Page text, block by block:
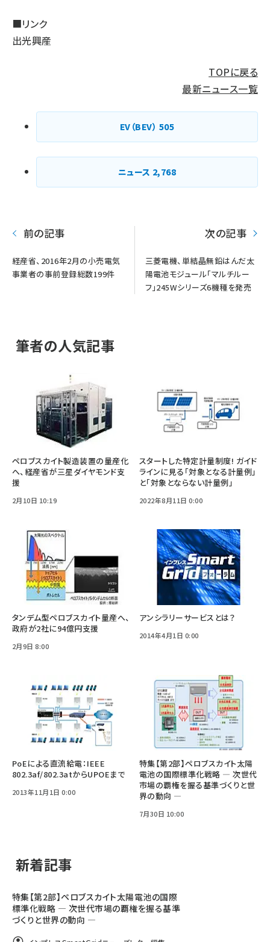
■リンク
出光興産
TOPに戻る
最新ニュース一覧
EV（BEV） 505
ニュース 2,768
前の記事
経産省、2016年2月の小売電気
事業者の事前登録総数199件
次の記事
三菱電機、単結晶無鉛はんだ太
陽電池モジュール「マルチルー
フ」245Wシリーズ6機種を発売
筆者の人気記事
ペロブスカイト製造装置の量産化
へ、経産省が三星ダイヤモンド支
援
2月10日 10:19
スタートした特定計量制度! ガイド
ラインに見る「対象となる計量例」
と「対象とならない計量例」
2022年8月11日 0:00
タンデム型ペロブスカイト量産へ、
政府が2社に94億円支援
2月9日 8:00
アンシラリーサービスとは？
2014年4月1日 0:00
PoEによる直流給電：IEEE
802.3af/802.3atからUPOEまで
2013年11月1日 0:00
特集【第2部】ペロブスカイト太陽
電池の国際標準化戦略 ― 次世代
市場の覇権を握る基準づくりと世
界の動向 ―
7月30日 10:00
新着記事
特集【第2部】ペロブスカイト太陽電池の国際
標準化戦略 ― 次世代市場の覇権を握る基準
づくりと世界の動向 ―